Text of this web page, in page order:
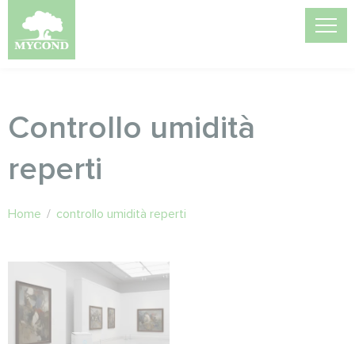
Controllo umidità
reperti
Home / controllo umidità reperti